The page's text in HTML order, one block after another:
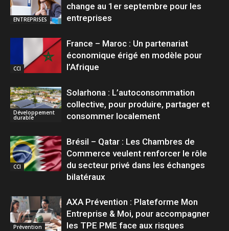
ENTREPRISES
change au 1er septembre pour les
entreprises
CCI
France – Maroc : Un partenariat
économique érigé en modèle pour
l’Afrique
Développement
durable
Solarhona : L’autoconsommation
collective, pour produire, partager et
consommer localement
CCI
Brésil – Qatar : Les Chambres de
Commerce veulent renforcer le rôle
du secteur privé dans les échanges
bilatéraux
Prévention
AXA Prévention : Plateforme Mon
Entreprise & Moi, pour accompagner
les TPE PME face aux risques